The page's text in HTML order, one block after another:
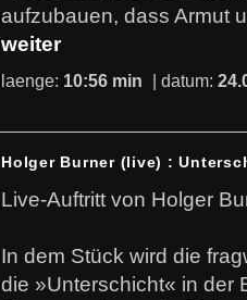
aufzubauen, dass Armut
weiter
laenge: 10:56 min | datum:
Holger Burner (live) :
Live-Auftritt von Holger
In dem Stück wird die
die »Unterschicht« in der